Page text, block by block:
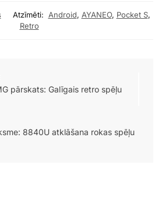
Atzīmēti: Android, AYANEO, Pocket S,
Retro
pārskats: Galīgais retro spēļu
8840U atklāšana rokas spēļu